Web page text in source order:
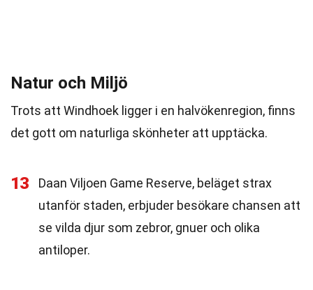
Natur och Miljö
Trots att Windhoek ligger i en halvökenregion, finns
det gott om naturliga skönheter att upptäcka.
13
Daan Viljoen Game Reserve, beläget strax
utanför staden, erbjuder besökare chansen att
se vilda djur som zebror, gnuer och olika
antiloper.